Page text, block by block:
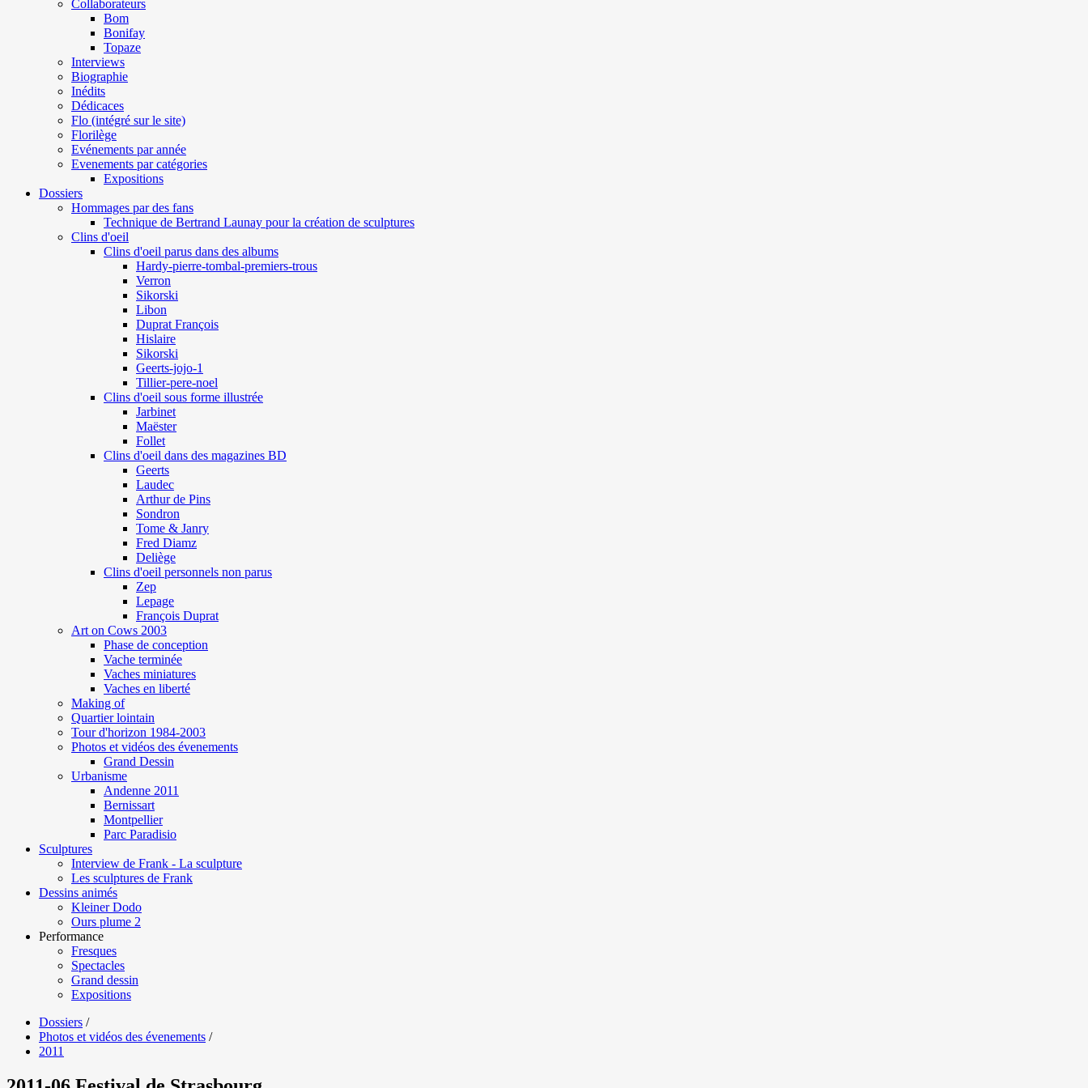
Collaborateurs
Bom
Bonifay
Topaze
Interviews
Biographie
Inédits
Dédicaces
Flo (intégré sur le site)
Florilège
Evénements par année
Evenements par catégories
Expositions
Dossiers
Hommages par des fans
Technique de Bertrand Launay pour la création de sculptures
Clins d'oeil
Clins d'oeil parus dans des albums
Hardy-pierre-tombal-premiers-trous
Verron
Sikorski
Libon
Duprat François
Hislaire
Sikorski
Geerts-jojo-1
Tillier-pere-noel
Clins d'oeil sous forme illustrée
Jarbinet
Maëster
Follet
Clins d'oeil dans des magazines BD
Geerts
Laudec
Arthur de Pins
Sondron
Tome & Janry
Fred Diamz
Deliège
Clins d'oeil personnels non parus
Zep
Lepage
François Duprat
Art on Cows 2003
Phase de conception
Vache terminée
Vaches miniatures
Vaches en liberté
Making of
Quartier lointain
Tour d'horizon 1984-2003
Photos et vidéos des évenements
Grand Dessin
Urbanisme
Andenne 2011
Bernissart
Montpellier
Parc Paradisio
Sculptures
Interview de Frank - La sculpture
Les sculptures de Frank
Dessins animés
Kleiner Dodo
Ours plume 2
Performance
Fresques
Spectacles
Grand dessin
Expositions
Dossiers /
Photos et vidéos des évenements /
2011